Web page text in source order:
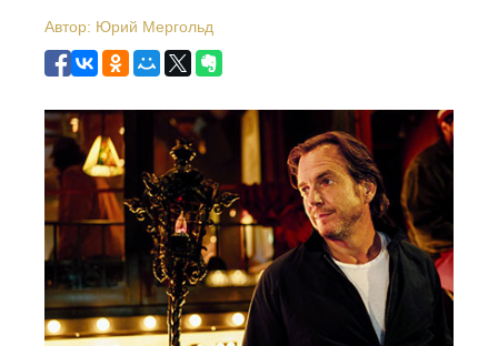
Автор: Юрий Мергольд